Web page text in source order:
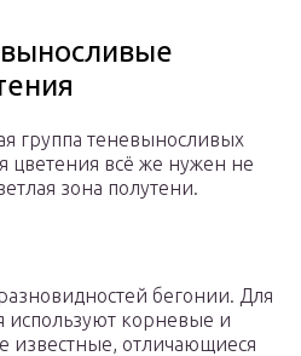
группа теневыносливых
цветения всё же нужен не
зона полутени.
бегонии. Для
используют корневые и
известные, отличающиеся